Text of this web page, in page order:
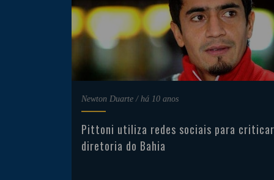
Newton Duarte / há 10 anos
Pittoni utiliza redes sociais para criticar
diretoria do Bahia